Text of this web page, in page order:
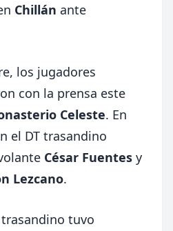
Chillán ante
los jugadores
con la prensa este
Celeste. En
el DT trasandino
César Fuentes y
Lezcano.
tuvo